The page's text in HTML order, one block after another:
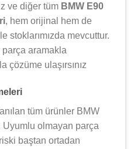
ve diğer tüm BMW E90
, hem orijinal hem de
stoklarımızda mevcuttur.
parça aramakla
çözüme ulaşırsınız
tüm ürünler BMW
olmayan parça
baştan ortadan